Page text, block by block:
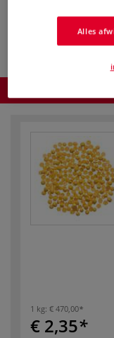
1 kg: € 470,00
€ 2,35
Alles